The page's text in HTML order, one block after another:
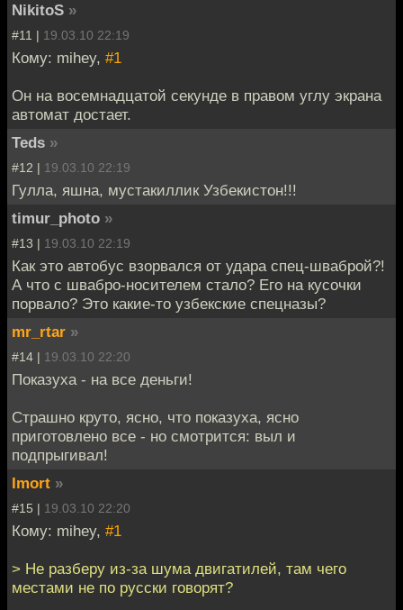
NikitoS »
#11 | 19.03.10 22:19
Кому: mihey, #1
Он на восемнадцатой секунде в правом углу экрана
автомат достает.
Teds »
#12 | 19.03.10 22:19
Гулла, яшна, мустакиллик Узбекистон!!!
timur_photo »
#13 | 19.03.10 22:19
Как это автобус взорвался от удара спец-шваброй?!
А что с швабро-носителем стало? Его на кусочки
порвало? Это какие-то узбекские спецназы?
mr_rtar »
#14 | 19.03.10 22:20
Показуха - на все деньги!
Страшно круто, ясно, что показуха, ясно
приготовлено все - но смотрится: выл и
подпрыгивал!
Imort »
#15 | 19.03.10 22:20
Кому: mihey, #1
> Не разберу из-за шума двигатилей, там чего
местами не по русски говорят?